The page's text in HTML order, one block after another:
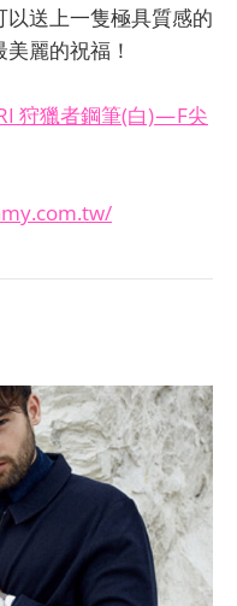
送上一隻極具質感的
麗的祝福！
狩獵者鋼筆(白) — F尖